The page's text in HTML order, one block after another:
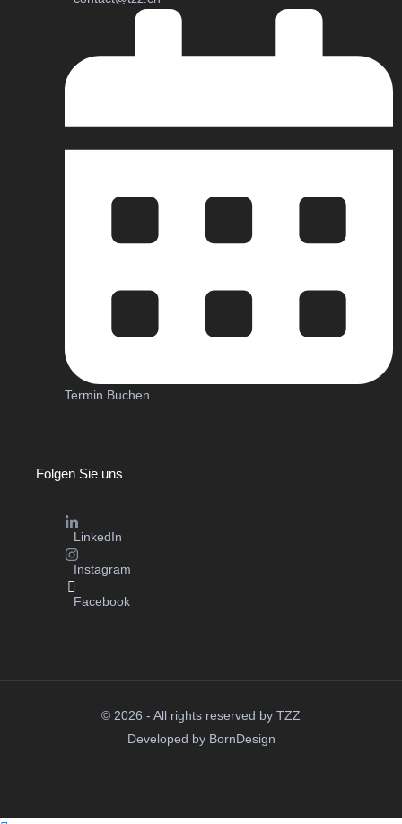
Termin Buchen
Folgen Sie uns
LinkedIn
Instagram
Facebook
© 2026 - All rights reserved by TZZ
Developed by BornDesign